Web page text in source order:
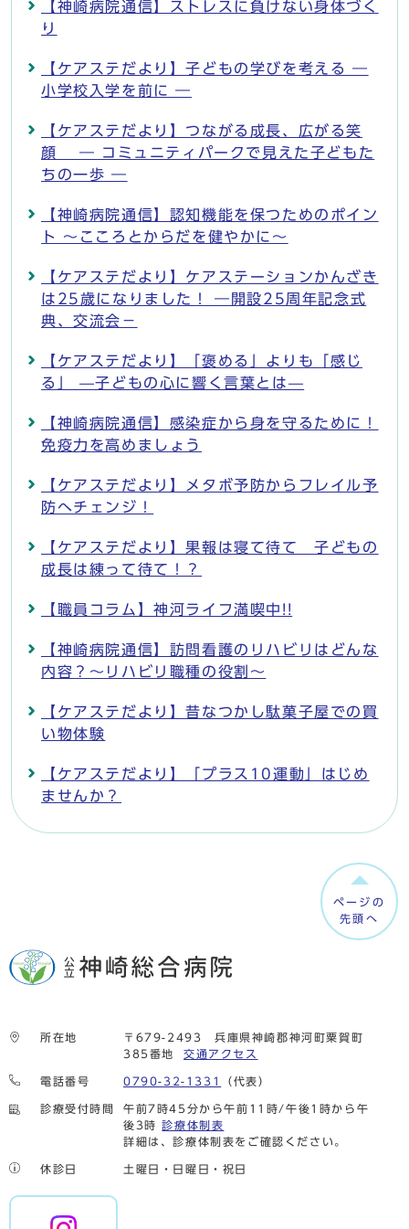
【神崎病院通信】ストレスに負けない身体づく
り
【ケアステだより】子どもの学びを考える ―
小学校入学を前に ―
【ケアステだより】つながる成長、広がる笑
顔 ― コミュニティパークで見えた子どもた
ちの一歩 ―
【神崎病院通信】認知機能を保つためのポイン
ト ～こころとからだを健やかに～
【ケアステだより】ケアステーションかんざき
は25歳になりました！ ―開設25周年記念式
典、交流会－
【ケアステだより】「褒める」よりも「感じ
る」 —子どもの心に響く言葉とは—
【神崎病院通信】感染症から身を守るために！
免疫力を高めましょう
【ケアステだより】メタボ予防からフレイル予
防へチェンジ！
【ケアステだより】果報は寝て待て 子どもの
成長は練って待て！？
【職員コラム】神河ライフ満喫中!!
【神崎病院通信】訪問看護のリハビリはどんな
内容？～リハビリ職種の役割～
【ケアステだより】昔なつかし駄菓子屋での買
い物体験
【ケアステだより】「プラス10運動」はじめ
ませんか？
ページの
先頭へ
所在地
〒679-2493 兵庫県神崎郡神河町粟賀町
385番地
交通アクセス
電話番号 0790-32-1331 （代表）
診療受付時間
午前7時45分から午前11時/午後1時から午
後3時診療体制表
詳細は、診療体制表をご確認ください。
休診日 土曜日・日曜日・祝日